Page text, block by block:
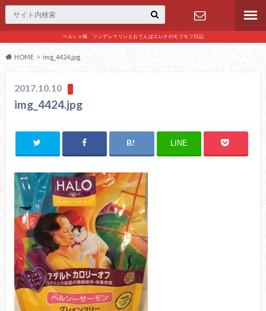
ペルシャ猫 ツンデレマリンとおてんばエレナのモフモフ日記
お問い合わ
HOME img_4424.jpg
2017.10.10
img_4424.jpg
LINE